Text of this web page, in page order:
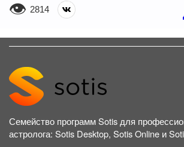
2814
Семейство программ Sotis для
астролога: Sotis Desktop, Sotis Online и